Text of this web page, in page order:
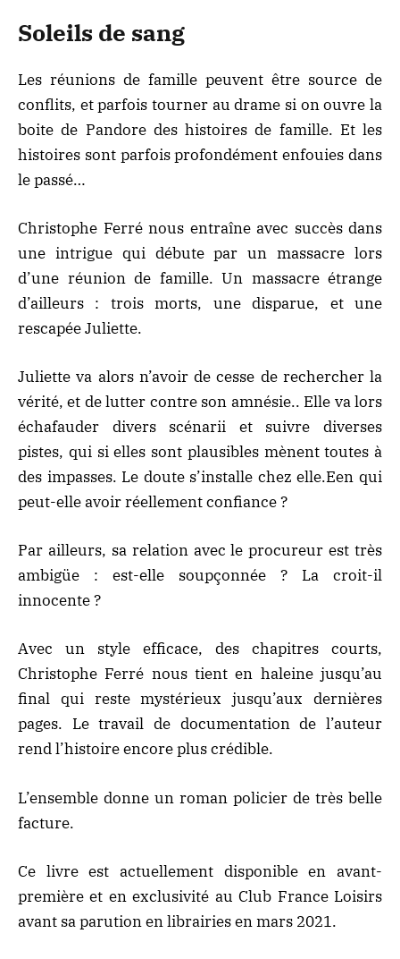
Soleils de sang
Les réunions de famille peuvent être source de
conflits, et parfois tourner au drame si on ouvre la
boite de Pandore des histoires de famille. Et les
histoires sont parfois profondément enfouies dans
le passé…
Christophe Ferré nous entraîne avec succès dans
une intrigue qui débute par un massacre lors
d’une réunion de famille. Un massacre étrange
d’ailleurs : trois morts, une disparue, et une
rescapée Juliette.
Juliette va alors n’avoir de cesse de rechercher la
vérité, et de lutter contre son amnésie.. Elle va lors
échafauder divers scénarii et suivre diverses
pistes, qui si elles sont plausibles mènent toutes à
des impasses. Le doute s’installe chez elle.Een qui
peut-elle avoir réellement confiance ?
Par ailleurs, sa relation avec le procureur est très
ambigüe : est-elle soupçonnée ? La croit-il
innocente ?
Avec un style efficace, des chapitres courts,
Christophe Ferré nous tient en haleine jusqu’au
final qui reste mystérieux jusqu’aux dernières
pages. Le travail de documentation de l’auteur
rend l’histoire encore plus crédible.
L’ensemble donne un roman policier de très belle
facture.
Ce livre est actuellement disponible en avant-
première et en exclusivité au Club France Loisirs
avant sa parution en librairies en mars 2021.